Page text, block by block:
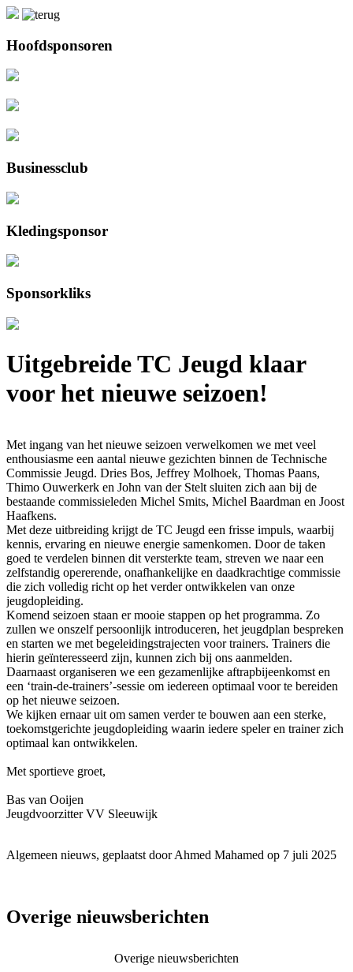
Hoofdsponsoren
Businessclub
Kledingsponsor
Sponsorkliks
Uitgebreide TC Jeugd klaar
voor het nieuwe seizoen!
Met ingang van het nieuwe seizoen verwelkomen we met veel
enthousiasme een aantal nieuwe gezichten binnen de Technische
Commissie Jeugd. Dries Bos, Jeffrey Molhoek, Thomas Paans,
Thimo Ouwerkerk en John van der Stelt sluiten zich aan bij de
bestaande commissieleden Michel Smits, Michel Baardman en Joost
Haafkens.
Met deze uitbreiding krijgt de TC Jeugd een frisse impuls, waarbij
kennis, ervaring en nieuwe energie samenkomen. Door de taken
goed te verdelen binnen dit versterkte team, streven we naar een
zelfstandig opererende, onafhankelijke en daadkrachtige commissie
die zich volledig richt op het verder ontwikkelen van onze
jeugdopleiding.
Komend seizoen staan er mooie stappen op het programma. Zo
zullen we onszelf persoonlijk introduceren, het jeugdplan bespreken
en starten we met begeleidingstrajecten voor trainers. Trainers die
hierin geïnteresseerd zijn, kunnen zich bij ons aanmelden.
Daarnaast organiseren we een gezamenlijke aftrapbijeenkomst en
een ‘train-de-trainers’-sessie om iedereen optimaal voor te bereiden
op het nieuwe seizoen.
We kijken ernaar uit om samen verder te bouwen aan een sterke,
toekomstgerichte jeugdopleiding waarin iedere speler en trainer zich
optimaal kan ontwikkelen.
Met sportieve groet,
Bas van Ooijen
Jeugdvoorzitter VV Sleeuwijk
Algemeen nieuws, geplaatst door Ahmed Mahamed op 7 juli 2025
Overige nieuwsberichten
Overige nieuwsberichten